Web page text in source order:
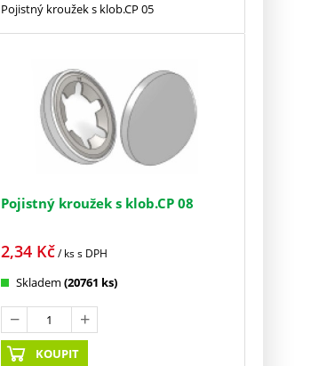
Pojistný kroužek s klob.CP 05
Pojistný kroužek s klob.CP 08
2,34 Kč/ kss DPH
Skladem (20761 ks)
KOUPIT